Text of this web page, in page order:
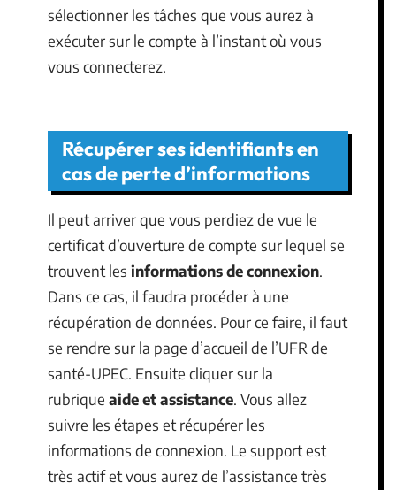
sélectionner les tâches que vous aurez à
exécuter sur le compte à l’instant où vous
vous connecterez.
Récupérer ses identifiants en
cas de perte d’informations
Il peut arriver que vous perdiez de vue le
certificat d’ouverture de compte sur lequel se
trouvent les informations de connexion.
Dans ce cas, il faudra procéder à une
récupération de données. Pour ce faire, il faut
se rendre sur la page d’accueil de l’UFR de
santé-UPEC. Ensuite cliquer sur la
rubrique aide et assistance. Vous allez
suivre les étapes et récupérer les
informations de connexion. Le support est
très actif et vous aurez de l’assistance très